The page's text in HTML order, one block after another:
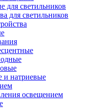
для светильников
для светильников
и натриевые
освещением